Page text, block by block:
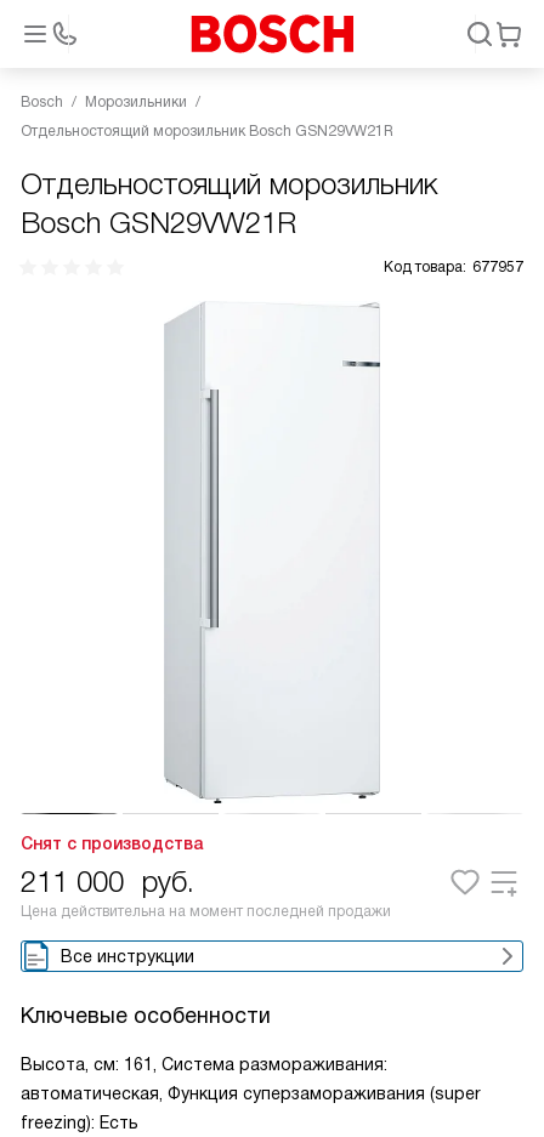
Bosch
Морозильники
Отдельностоящий морозильник Bosch GSN29VW21R
Отдельностоящий морозильник
Bosch GSN29VW21R
Код товара: 677957
Снят с производства
211 000 руб.
Цена действительна на момент последней продажи
Все инструкции
Ключевые особенности
Высота, см: 161, Система размораживания:
автоматическая, Функция суперзамораживания (super
freezing): Есть